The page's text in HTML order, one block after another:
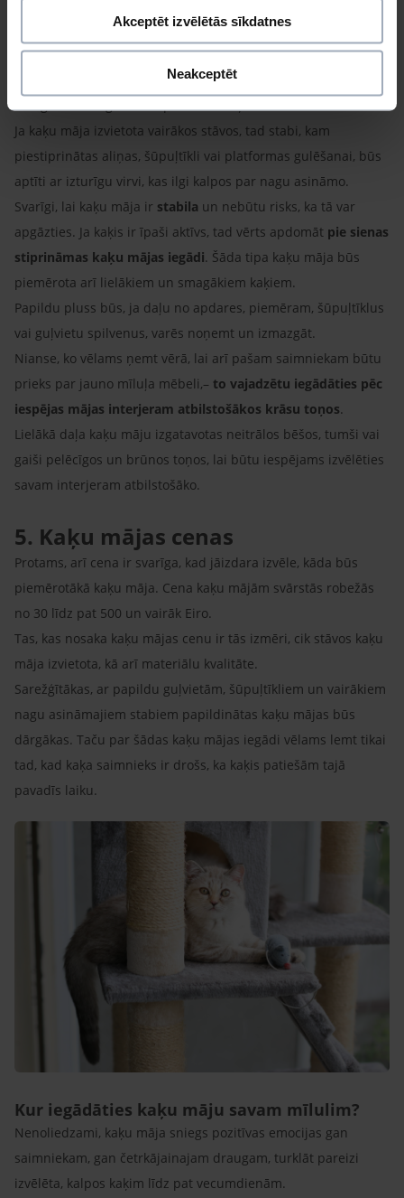
Akceptēt izvēlētās sīkdatnes
Neakceptēt
Izvēloties kaķu māju jāizvērtē arī izvēlētās kaķu mājas
kvalitāte, kā arī tas, no kādiem materiāliem tā izgatavota.
Lielākoties kaķu mājas izgatavotas ar mīkstu plīša apdari, kas
būs gana izturīga un arī patīkama kaķim.
Ja kaķu māja izvietota vairākos stāvos, tad stabi, kam
piestiprinātas aliņas, šūpuļtīkli vai platformas gulēšanai, būs
aptīti ar izturīgu virvi, kas ilgi kalpos par nagu asināmo.
Svarīgi, lai kaķu māja ir stabila un nebūtu risks, ka tā var
apgāzties. Ja kaķis ir īpaši aktīvs, tad vērts apdomāt pie sienas
stiprināmas kaķu mājas iegādi. Šāda tipa kaķu māja būs
piemērota arī lielākiem un smagākiem kaķiem.
Papildu pluss būs, ja daļu no apdares, piemēram, šūpuļtīklus
vai guļvietu spilvenus, varēs noņemt un izmazgāt.
Nianse, ko vēlams ņemt vērā, lai arī pašam saimniekam būtu
prieks par jauno mīluļa mēbeli,– to vajadzētu iegādāties pēc
iespējas mājas interjeram atbilstošākos krāsu toņos.
Lielākā daļa kaķu māju izgatavotas neitrālos bēšos, tumši vai
gaiši pelēcīgos un brūnos toņos, lai būtu iespējams izvēlēties
savam interjeram atbilstošāko.
5. Kaķu mājas cenas
Protams, arī cena ir svarīga, kad jāizdara izvēle, kāda būs
piemērotākā kaķu māja. Cena kaķu mājām svārstās robežās
no 30 līdz pat 500 un vairāk Eiro.
Tas, kas nosaka kaķu mājas cenu ir tās izmēri, cik stāvos kaķu
māja izvietota, kā arī materiālu kvalitāte.
Sarežģītākas, ar papildu guļvietām, šūpuļtīkliem un vairākiem
nagu asināmajiem stabiem papildinātas kaķu mājas būs
dārgākas. Taču par šādas kaķu mājas iegādi vēlams lemt tikai
tad, kad kaķa saimnieks ir drošs, ka kaķis patiešām tajā
pavadīs laiku.
Kur iegādāties kaķu māju savam mīlulim?
Nenoliedzami, kaķu māja sniegs pozitīvas emocijas gan
saimniekam, gan četrkājainajam draugam, turklāt pareizi
izvēlēta, kalpos kaķim līdz pat vecumdienām.